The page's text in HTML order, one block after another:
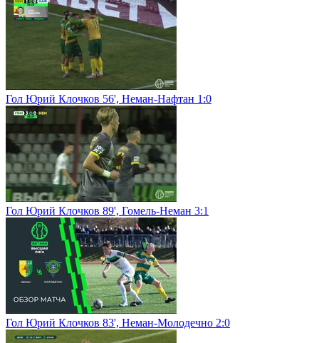
Гол Юрий Клочков 56', Неман-Нафтан 1:0
Гол Юрий Клочков 89', Гомель-Неман 3:1
Гол Юрий Клочков 83', Неман-Молодечно 2:0